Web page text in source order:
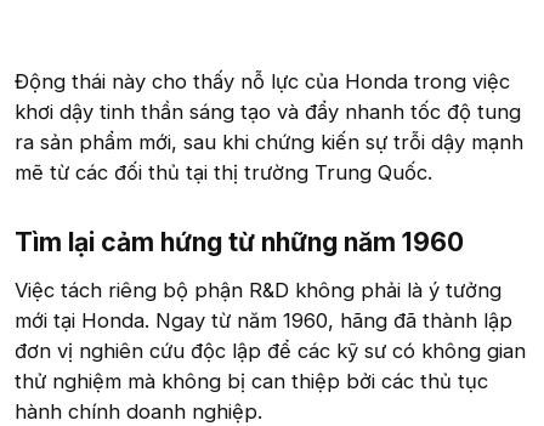
Động thái này cho thấy nỗ lực của Honda trong việc
khơi dậy tinh thần sáng tạo và đẩy nhanh tốc độ tung
ra sản phẩm mới, sau khi chứng kiến sự trỗi dậy mạnh
mẽ từ các đối thủ tại thị trường Trung Quốc.
Tìm lại cảm hứng từ những năm 1960​
Việc tách riêng bộ phận R&D không phải là ý tưởng
mới tại Honda. Ngay từ năm 1960, hãng đã thành lập
đơn vị nghiên cứu độc lập để các kỹ sư có không gian
thử nghiệm mà không bị can thiệp bởi các thủ tục
hành chính doanh nghiệp.